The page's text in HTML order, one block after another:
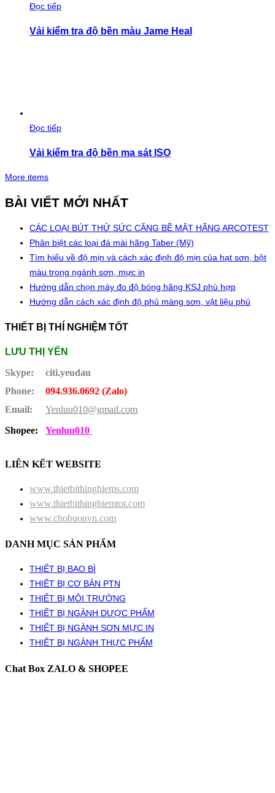
Đọc tiếp
Vải kiểm tra độ bền màu Jame Heal
Đọc tiếp
Vải kiểm tra độ bền ma sát ISO
More items
BÀI VIẾT MỚI NHẤT
CÁC LOẠI BÚT THỬ SỨC CĂNG BỀ MẶT HÃNG ARCOTEST
Phân biệt các loại đá mài hãng Taber (Mỹ)
Tìm hiểu về độ mịn và cách xác định độ mịn của hạt sơn, bột
màu trong ngành sơn, mực in
Hướng dẫn chọn máy đo độ bóng hãng KSJ phù hợp
Hướng dẫn cách xác định độ phủ màng sơn, vật liệu phủ
THIẾT BỊ THÍ NGHIỆM TỐT
LƯU THỊ YẾN
Skype:
citi.yeudau
Phone:
094.936.0692 (Zalo)
Email:
Yenluu010@gmail.com
Shopee:
Yenluu010
LIÊN KẾT WEBSITE
www.thietbithinghiems.com
www.thietbithinghiemtot.com
www.chobuonvn.com
DANH MỤC SẢN PHẨM
THIẾT BỊ BAO BÌ
THIẾT BỊ CƠ BẢN PTN
THIẾT BỊ MÔI TRƯỜNG
THIẾT BỊ NGÀNH DƯỢC PHẨM
THIẾT BỊ NGÀNH SƠN MỰC IN
THIẾT BỊ NGÀNH THỰC PHẨM
Chat Box ZALO & SHOPEE